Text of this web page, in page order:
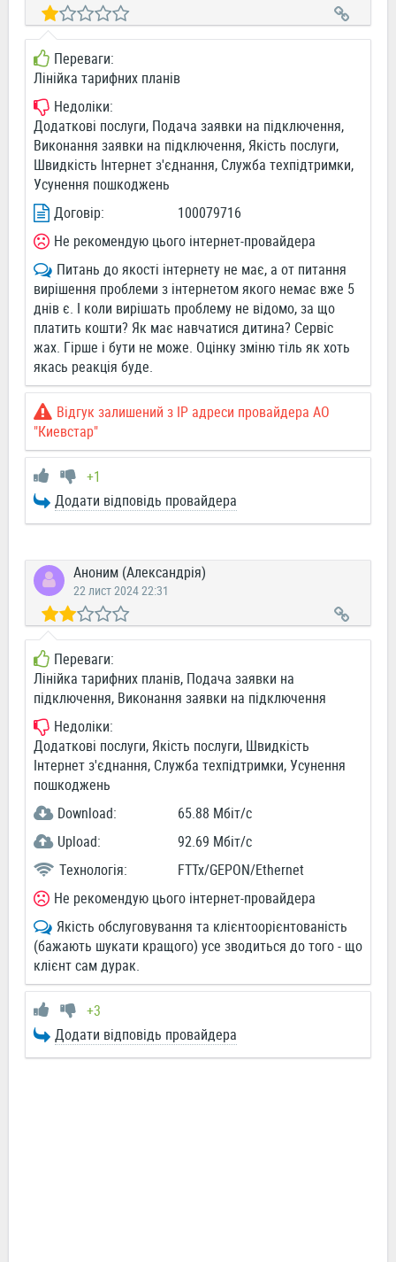
Переваги:
Лінійка тарифних планів
Недоліки:
Додаткові послуги, Подача заявки на підключення,
Виконання заявки на підключення, Якість послуги,
Швидкість Інтернет з'єднання, Служба техпідтримки,
Усунення пошкоджень
Договір:
100079716
Не рекомендую цього інтернет-провайдера
Питань до якості інтернету не має, а от питання
вирішення проблеми з інтернетом якого немає вже 5
днів є. І коли вирішать проблему не відомо, за що
платить кошти? Як має навчатися дитина? Сервіс
жах. Гірше і бути не може. Оцінку зміню тіль як хоть
якась реакція буде.
Відгук залишений з IP адреси провайдера АО
"Киевстар"
+1
Додати відповідь провайдера
Аноним (Александрія)
22 лист 2024 22:31
Переваги:
Лінійка тарифних планів, Подача заявки на
підключення, Виконання заявки на підключення
Недоліки:
Додаткові послуги, Якість послуги, Швидкість
Інтернет з'єднання, Служба техпідтримки, Усунення
пошкоджень
Download:
65.88 Мбіт/c
Upload:
92.69 Мбіт/c
Технологія:
FTTx/GEPON/Ethernet
Не рекомендую цього інтернет-провайдера
Якість обслуговування та клієнтоорієнтованість
(бажають шукати кращого) усе зводиться до того - що
клієнт сам дурак.
+3
Додати відповідь провайдера